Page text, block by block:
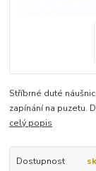
Stříbrné duté
zapínání na puzetu.
celý popis
Dostupnost